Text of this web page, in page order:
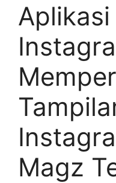
Aplikasi
Magz